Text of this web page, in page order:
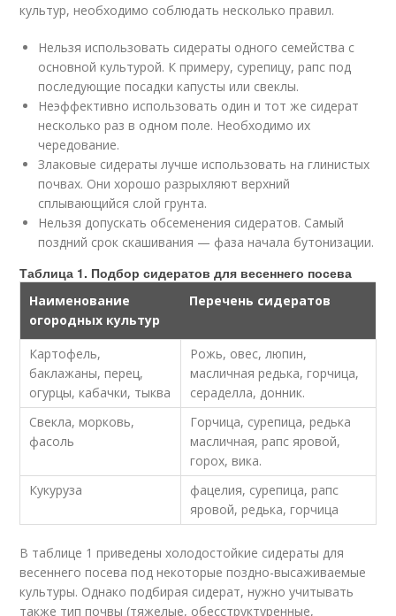
культур, необходимо соблюдать несколько правил.
Нельзя использовать сидераты одного семейства с
основной культурой. К примеру, сурепицу, рапс под
последующие посадки капусты или свеклы.
Неэффективно использовать один и тот же сидерат
несколько раз в одном поле. Необходимо их
чередование.
Злаковые сидераты лучше использовать на глинистых
почвах. Они хорошо разрыхляют верхний
сплывающийся слой грунта.
Нельзя допускать обсеменения сидератов. Самый
поздний срок скашивания — фаза начала бутонизации.
Таблица 1. Подбор сидератов для весеннего посева
Наименование
огородных культур
Перечень сидератов
Картофель,
баклажаны, перец,
огурцы, кабачки, тыква
Рожь, овес, люпин,
масличная редька, горчица,
сераделла, донник.
Свекла, морковь,
фасоль
Горчица, сурепица, редька
масличная, рапс яровой,
горох, вика.
Кукуруза
фацелия, сурепица, рапс
яровой, редька, горчица
В таблице 1 приведены холодостойкие сидераты для
весеннего посева под некоторые поздно-высаживаемые
культуры. Однако подбирая сидерат, нужно учитывать
также тип почвы (тяжелые, обесструктуренные,